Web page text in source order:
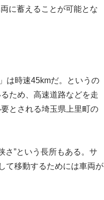
に蓄えることが可能とな
は時速45kmだ。というの
ため、高速道路などを走
とされる埼玉県上里町の
さ”という長所もある。サ
て移動するためには車両が